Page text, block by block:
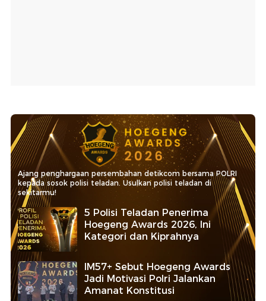
Ajang penghargaan persembahan detikcom bersama POLRI
kepada sosok polisi teladan. Usulkan polisi teladan di
sekitarmu!
5 Polisi Teladan Penerima
Hoegeng Awards 2026, Ini
Kategori dan Kiprahnya
IM57+ Sebut Hoegeng Awards
Jadi Motivasi Polri Jalankan
Amanat Konstitusi